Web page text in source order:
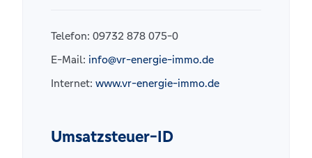
Telefon: 09732 878 075-0
E-Mail: info@vr-energie-immo.de
Internet: www.vr-energie-immo.de
Umsatzsteuer-ID